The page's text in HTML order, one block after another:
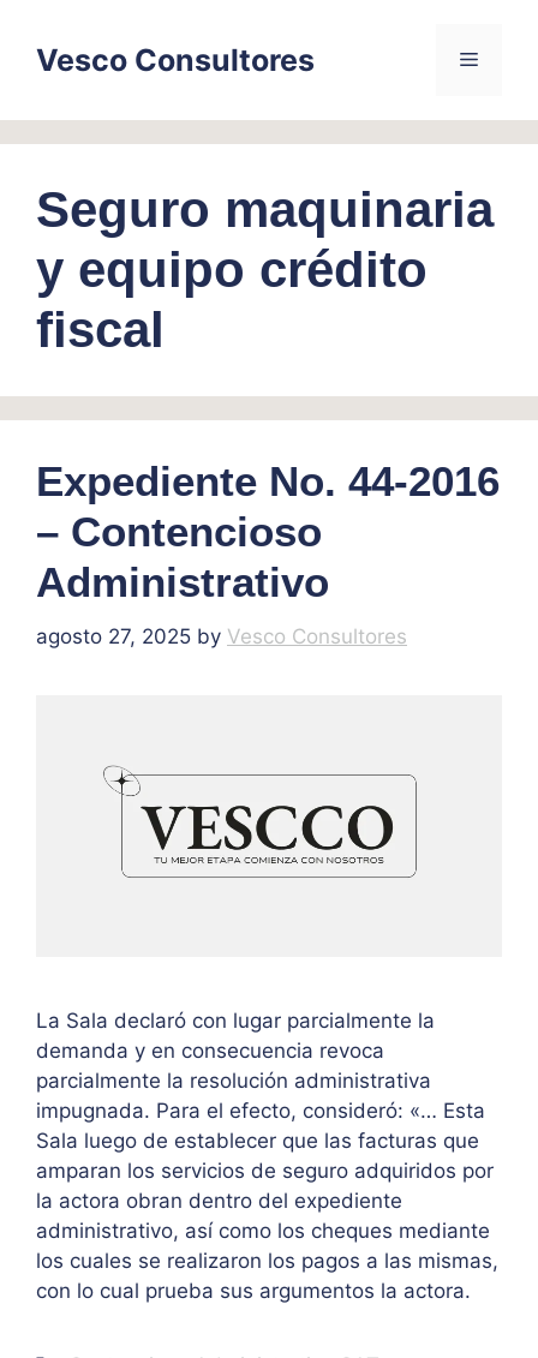
contentVesco Consultores Menu
Seguro maquinaria
y equipo crédito
fiscal
Expediente No. 44-2016
– Contencioso
Administrativo
agosto 27, 2025 by Vesco Consultores
La Sala declaró con lugar parcialmente la
demanda y en consecuencia revoca
parcialmente la resolución administrativa
impugnada. Para el efecto, consideró: «… Esta
Sala luego de establecer que las facturas que
amparan los servicios de seguro adquiridos por
la actora obran dentro del expediente
administrativo, así como los cheques mediante
los cuales se realizaron los pagos a las mismas,
con lo cual prueba sus argumentos la actora.